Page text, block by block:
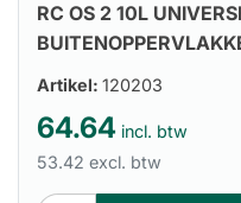
RC OS 2 10L
Artikel: 120203
64.64 incl. btw
53.42 excl. btw